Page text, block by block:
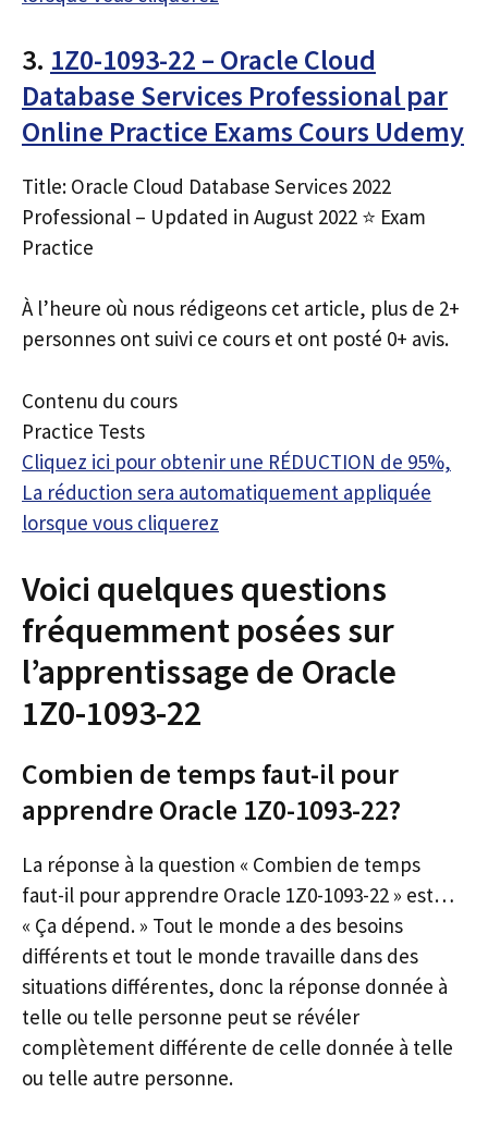
3. 1Z0-1093-22 – Oracle Cloud
Database Services Professional par
Online Practice Exams Cours Udemy
Title: Oracle Cloud Database Services 2022
Professional – Updated in August 2022 ⭐ Exam
Practice
À l’heure où nous rédigeons cet article, plus de 2+
personnes ont suivi ce cours et ont posté 0+ avis.
Contenu du cours
Practice Tests
Cliquez ici pour obtenir une RÉDUCTION de 95%,
La réduction sera automatiquement appliquée
lorsque vous cliquerez
Voici quelques questions
fréquemment posées sur
l’apprentissage de Oracle
1Z0-1093-22
Combien de temps faut-il pour
apprendre Oracle 1Z0-1093-22?
La réponse à la question « Combien de temps
faut-il pour apprendre Oracle 1Z0-1093-22 » est…
« Ça dépend. » Tout le monde a des besoins
différents et tout le monde travaille dans des
situations différentes, donc la réponse donnée à
telle ou telle personne peut se révéler
complètement différente de celle donnée à telle
ou telle autre personne.